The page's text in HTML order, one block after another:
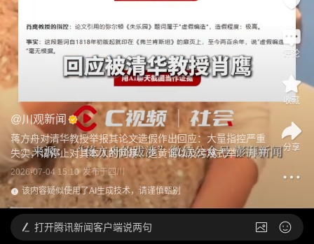
@川观新闻
蒋方舟对清华教授举报其论文造假作出回应：大量指控严重
失实，请停止对其本人的网暴、造黄谣以及污蔑式举... 展开
2026-07-04 15:10 发布于四川
该内容疑似使用了AI生成技术，请谨慎甄别
评论
收藏
分享
打开腾讯新闻客户端说两句